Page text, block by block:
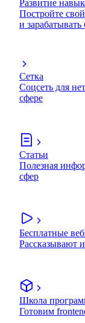
Развитие
Постройте
и
Сетка
Соцсеть для
сфере
Статьи
Полезная
сфер
Бесплатные
Рассказывают
Школа
Готовим